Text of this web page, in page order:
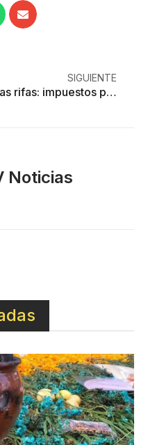
SIGUIENTE
Las rifas: impuestos para los pobres
Noticias